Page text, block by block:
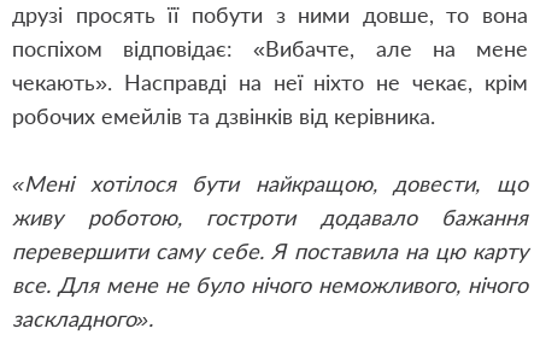
друзі просять її побути з ними довше, то вона
поспіхом відповідає: «Вибачте, але на мене
чекають». Насправді на неї ніхто не чекає, крім
робочих емейлів та дзвінків від керівника.
«Мені хотілося бути найкращою, довести, що
живу роботою, гостроти додавало бажання
перевершити саму себе. Я поставила на цю карту
все. Для мене не було нічого неможливого, нічого
заскладного».